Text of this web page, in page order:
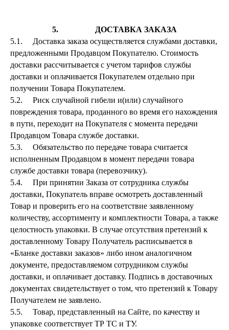
5. ДОСТАВКА ЗАКАЗА
5.1. Доставка заказа осуществляется службами доставки,
предложенными Продавцом Покупателю. Стоимость
доставки рассчитывается с учетом тарифов службы
доставки и оплачивается Покупателем отдельно при
получении Товара Покупателем.
5.2. Риск случайной гибели и(или) случайного
повреждения товара, проданного во время его нахождения
в пути, переходит на Покупателя с момента передачи
Продавцом Товара службе доставки.
5.3. Обязательство по передаче товара считается
исполненным Продавцом в момент передачи товара
службе доставки товара (перевозчику).
5.4. При принятии Заказа от сотрудника службы
доставки, Покупатель вправе осмотреть доставленный
Товар и проверить его на соответствие заявленному
количеству, ассортименту и комплектности Товара, а также
целостность упаковки. В случае отсутствия претензий к
доставленному Товару Получатель расписывается в
«Бланке доставки заказов» либо ином аналогичном
документе, предоставляемом сотрудником службы
доставки, и оплачивает доставку. Подпись в доставочных
документах свидетельствует о том, что претензий к Товару
Получателем не заявлено.
5.5. Товар, представленный на Сайте, по качеству и
упаковке соответствует ТР ТС и ТУ.